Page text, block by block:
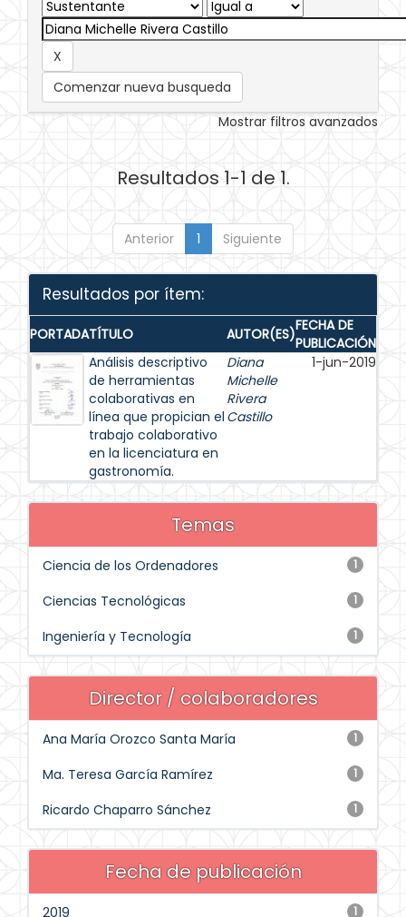
Comenzar nueva busqueda
Mostrar filtros avanzados
Resultados 1-1 de 1.
Anterior 1 Siguiente
Resultados por ítem:
PORTADATÍTULO AUTOR(ES)FECHA DE
PUBLICACIÓN
Análisis descriptivo
de herramientas
colaborativas en
línea que propician el
trabajo colaborativo
en la licenciatura en
gastronomía.
Diana
Michelle
Rivera
Castillo
1-jun-2019
Temas
1
Ciencia de los Ordenadores
1
Ciencias Tecnológicas
1
Ingeniería y Tecnología
Director / colaboradores
1
Ana María Orozco Santa María
1
Ma. Teresa García Ramírez
1
Ricardo Chaparro Sánchez
Fecha de publicación
1
2019